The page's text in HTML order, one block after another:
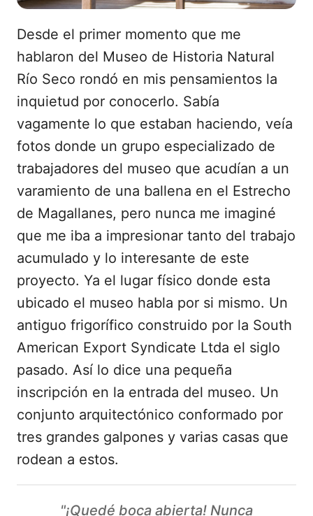
Desde el primer momento que me
hablaron del Museo de Historia Natural
Río Seco rondó en mis pensamientos la
inquietud por conocerlo. Sabía
vagamente lo que estaban haciendo, veía
fotos donde un grupo especializado de
trabajadores del museo que acudían a un
varamiento de una ballena en el Estrecho
de Magallanes, pero nunca me imaginé
que me iba a impresionar tanto del trabajo
acumulado y lo interesante de este
proyecto. Ya el lugar físico donde esta
ubicado el museo habla por si mismo. Un
antiguo frigorífico construido por la South
American Export Syndicate Ltda el siglo
pasado. Así lo dice una pequeña
inscripción en la entrada del museo. Un
conjunto arquitectónico conformado por
tres grandes galpones y varias casas que
rodean a estos.
"¡Quedé boca abierta! Nunca